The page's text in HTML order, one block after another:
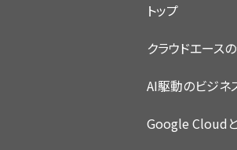
トップ
クラウドエース
AI駆動のビジネ
Google Cloud